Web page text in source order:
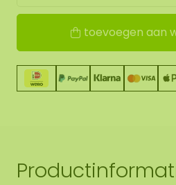
toevoegen aan